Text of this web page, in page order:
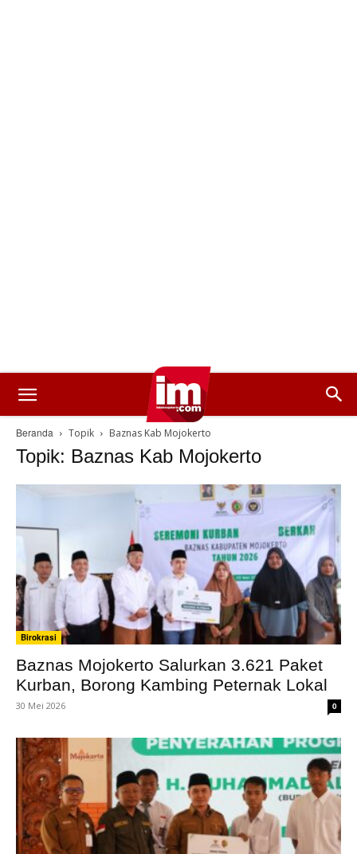
Beranda Topik Baznas Kab Mojokerto
Topik: Baznas Kab Mojokerto
Birokrasi
Baznas Mojokerto Salurkan 3.621 Paket
Kurban, Borong Kambing Peternak Lokal
30 Mei 2026 0